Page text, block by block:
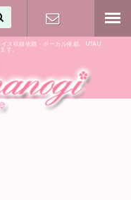
ス収録依頼・ボーカル依頼、UTAU
す。
気軽に♪